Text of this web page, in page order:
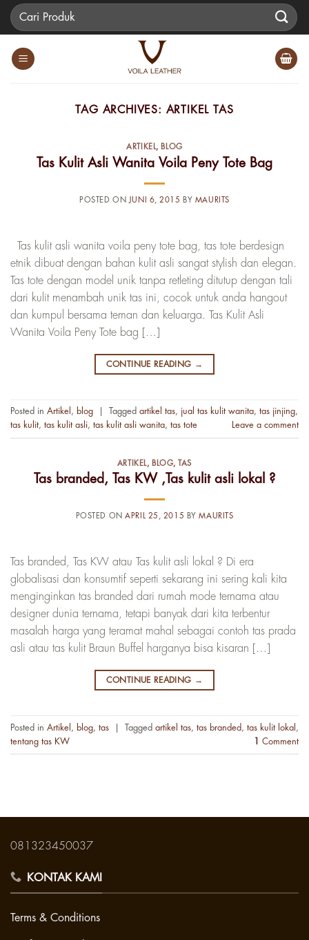
SkipPencarian
untuk:
TAG ARCHIVES: ARTIKEL TAS
ARTIKEL, BLOG
Tas Kulit Asli Wanita Voila Peny Tote Bag
POSTED ON JUNI 6, 2015 BY MAURITS
Tas kulit asli wanita voila peny tote bag, tas tote berdesign
etnik dibuat dengan bahan kulit asli sangat stylish dan elegan.
Tas tote dengan model unik tanpa retleting ditutup dengan tali
dari kulit menambah unik tas ini, cocok untuk anda hangout
dan kumpul bersama teman dan keluarga. Tas Kulit Asli
Wanita Voila Peny Tote bag […]
CONTINUE READING →
Posted in Artikel , blog Tagged artikel tas, jual tas kulit wanita, tas jinjing,
tas kulit, tas kulit asli, tas kulit asli wanita, tas tote Leave a comment
ARTIKEL, BLOG, TAS
Tas branded, Tas KW ,Tas kulit asli lokal ?
POSTED ONAPRIL 25, 2015 BYMAURITS
Tas branded, Tas KW atau Tas kulit asli lokal ? Di era
globalisasi dan konsumtif seperti sekarang ini sering kali kita
menginginkan tas branded dari rumah mode ternama atau
designer dunia ternama, tetapi banyak dari kita terbentur
masalah harga yang teramat mahal sebagai contoh tas prada
asli atau tas kulit Braun Buffel harganya bisa kisaran […]
CONTINUE READING →
Posted in Artikel , blog, tas Tagged artikel tas, tas branded , tas kulit lokal ,
tentang tas KW
1 Comment
081323450037
KONTAK KAMI
Terms & Conditions